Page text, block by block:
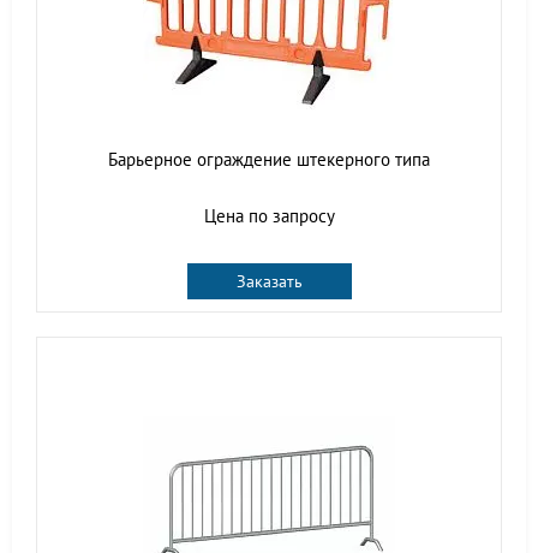
Барьерное ограждение штекерного типа
Цена по запросу
Заказать